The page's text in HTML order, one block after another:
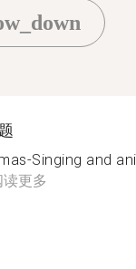
Singing and
读更多